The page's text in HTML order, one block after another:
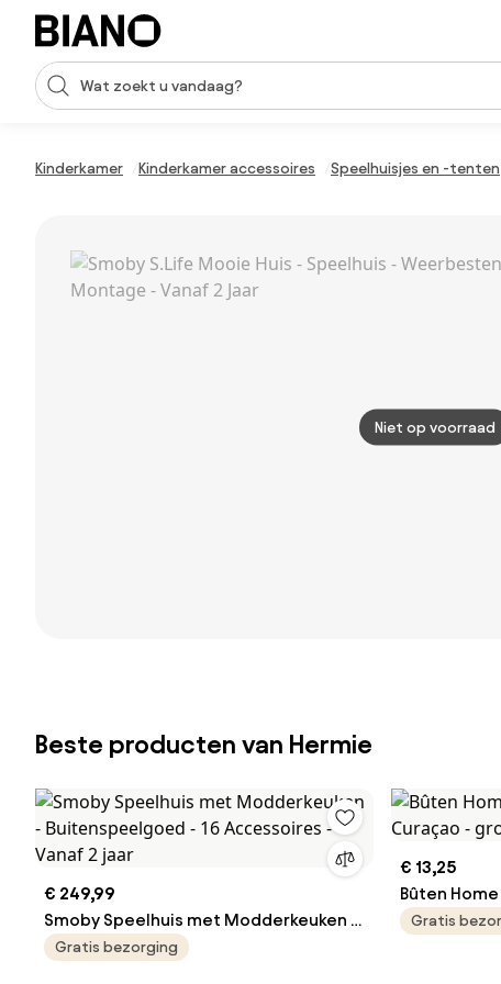
Navigatie overslaan, naar inhoud springen
Zoekopdracht invoeren
Kinderkamer Kinderkamer accessoires Speelhuisjes en -tenten
Niet op voorraad
Beste producten van Hermie
€ 249,99
Smoby Speelhuis met Modderkeuken -
Buitenspeelgoed - 16 Accessoires -
Gratis bezorging
€ 13,25
Bûten
Curaçao -
Gratis